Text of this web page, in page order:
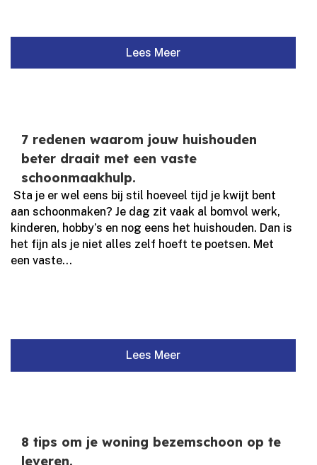
Lees Meer
7 redenen waarom jouw huishouden
beter draait met een vaste
schoonmaakhulp.
​ Sta je er wel eens bij stil hoeveel tijd je kwijt bent
aan schoonmaken? Je dag zit vaak al bomvol werk,
kinderen, hobby’s en nog eens het huishouden.​ Dan is
het fijn als je niet alles zelf hoeft te poetsen.​ Met
een vaste...
Lees Meer
8 tips om je woning bezemschoon op te
leveren.